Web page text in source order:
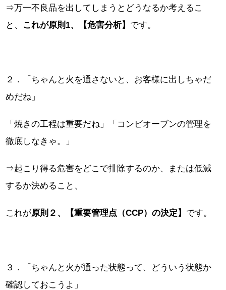
⇒万一不良品を出してしまうとどうなるか考えるこ
と、 これが原則1、【危害分析】 です。
２．「ちゃんと火を通さないと、お客様に出しちゃだ
めだね」
「焼きの工程は重要だね」「コンビオーブンの管理を
徹底しなきゃ。」
⇒起こり得る危害をどこで排除するのか、または低減
するか決めること、
これが原則２、【重要管理点（CCP）の決定】 です。
３．「ちゃんと火が通った状態って、どういう状態か
確認しておこうよ」